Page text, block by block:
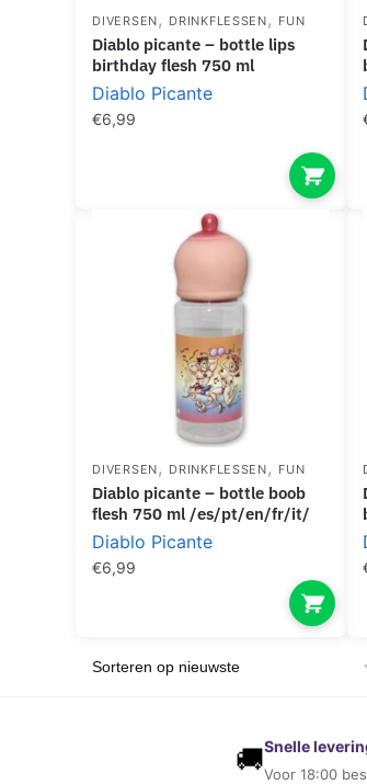
DIVERSEN , DRINKFLESSEN , FUN
diablo picante – bottle lips
birthday flesh 750 ml
Diablo Picante
€6,99
diablo
DIVERSEN , DRINKFLESSEN , FUN
diablo picante – bottle boob
flesh 750 ml /es/pt/en/fr/it/
Diablo Picante
€6,99
🚚Snelle
Voor 18:00